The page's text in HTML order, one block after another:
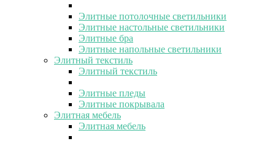
Элитные потолочные светильники
Элитные настольные светильники
Элитные бра
Элитные напольные светильники
Элитный текстиль
Элитный текстиль
Элитные пледы
Элитные покрывала
Элитная мебель
Элитная мебель